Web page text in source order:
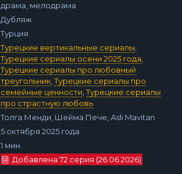
драма, мелодрама
Дубляж
Турция
Турецкие вертикальные сериалы
Турецкие сериалы осени 2025 года
Турецкие сериалы про любовный
треугольник ,Турецкие сериалы про
семейные ценности ,Турецкие сериалы
про страстную любовь
Толга Менди, Шейма Пече, Asli Mavitan
5 октября 2025 года
1 мин.
Добавлена 72 серия (26.06.2026)